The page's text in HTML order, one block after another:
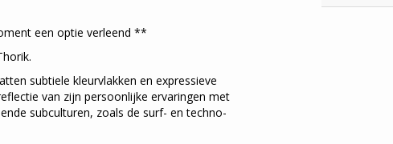
een optie verleend **
subtiele kleurvlakken en expressieve
van zijn persoonlijke ervaringen met
subculturen, zoals de surf- en techno-